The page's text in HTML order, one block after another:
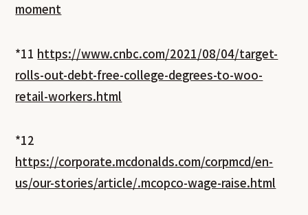
moment
*11 https://www.cnbc.com/2021/08/04/target-
rolls-out-debt-free-college-degrees-to-woo-
retail-workers.html
*12
https://corporate.mcdonalds.com/corpmcd/en-
us/our-stories/article/.mcopco-wage-raise.html